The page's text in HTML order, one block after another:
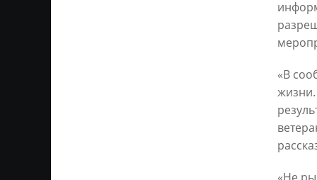
«В
жизни.
Казань KZN.RU». Все
сети Интернет или на
ретрансляции
ссылка).